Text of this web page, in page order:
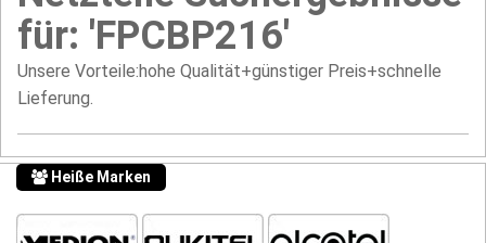
für: 'FPCBP216'
Unsere Vorteile:hohe Qualität+günstiger Preis+schnelle
Lieferung.
Heiße Marken